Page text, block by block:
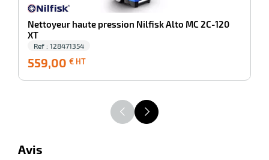
Nettoyeur haute pression Nilfisk Alto MC 2C-120
XT
Ref : 128471354
559,00 € HT
HT
Avis